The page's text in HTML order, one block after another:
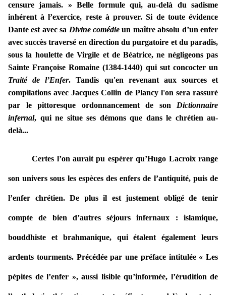
censure jamais. » Belle formule qui, au-delà du sadisme
inhérent à l’exercice, reste à prouver.Si de toute évidence
Dante est avec sa Divine comédie un maître absolu d’un enfer
avec succès traversé en direction du purgatoire et du paradis,
sous la houlette de Virgile et de Béatrice, ne négligeons pas
Sainte Françoise Romaine (1384-1440) qui sut concocter un
Traité de l’Enfer.Tandis qu'en revenant aux sources et
compilations avec Jacques Collin de Plancy l'on sera rassuré
par le pittoresque ordonnancement de son Dictionnaire
infernal, qui ne situe ses démons que dans le chrétien au-
delà...
Certes l’on aurait pu espérer qu’Hugo Lacroix range
son univers sous les espèces des enfers de l’antiquité, puis de
l’enfer chrétien. De plus il est justement obligé de tenir
compte de bien d’autres séjours infernaux : islamique,
bouddhiste et brahmanique, qui étalent également leurs
ardents tourments. Précédée par une préface intitulée « Les
pépites de l’enfer », aussi lisible qu’informée, l’érudition de